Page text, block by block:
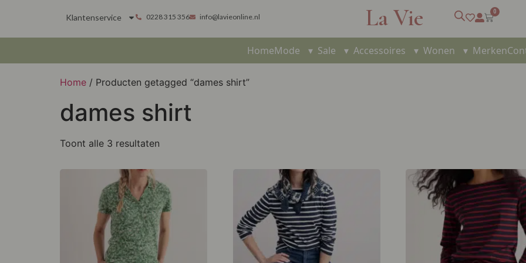
Klantenservice 0228 315 356 info@lavieonline.nl La Vie 0
HomeMode ▾ Sale ▾ Accessoires ▾ Wonen ▾ Merken
Home / Producten getagged “dames shirt”
dames shirt
Toont alle 3 resultaten